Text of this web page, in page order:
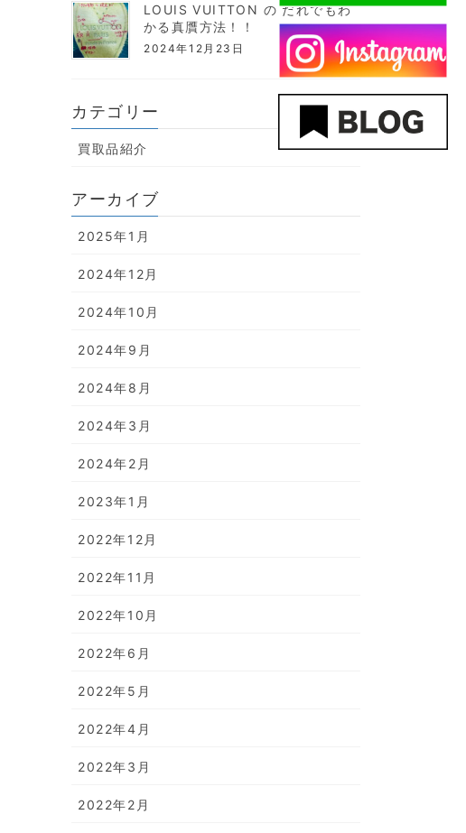
LOUIS VUITTON の だれでもわ
かる真贋方法！！
2024年12月23日
カテゴリー
買取品紹介
アーカイブ
2025年1月
2024年12月
2024年10月
2024年9月
2024年8月
2024年3月
2024年2月
2023年1月
2022年12月
2022年11月
2022年10月
2022年6月
2022年5月
2022年4月
2022年3月
2022年2月